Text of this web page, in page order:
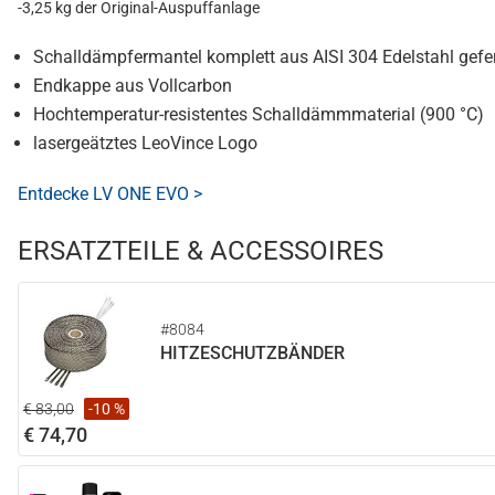
-3,25 kg der Original-Auspuffanlage
Schalldämpfermantel komplett aus AISI 304 Edelstahl
Endkappe aus Vollcarbon
Hochtemperatur-resistentes Schalldämmmaterial (900 °C)
lasergeätztes LeoVince Logo
Entdecke LV ONE EVO >
ERSATZTEILE & ACCESSOIRES
#8084
HITZESCHUTZBÄNDER
€ 83,00 -10 %
€ 74,70